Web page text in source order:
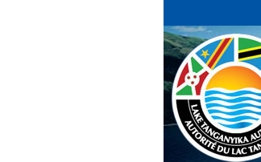
contenu.
|
Aller
à
la
navigation